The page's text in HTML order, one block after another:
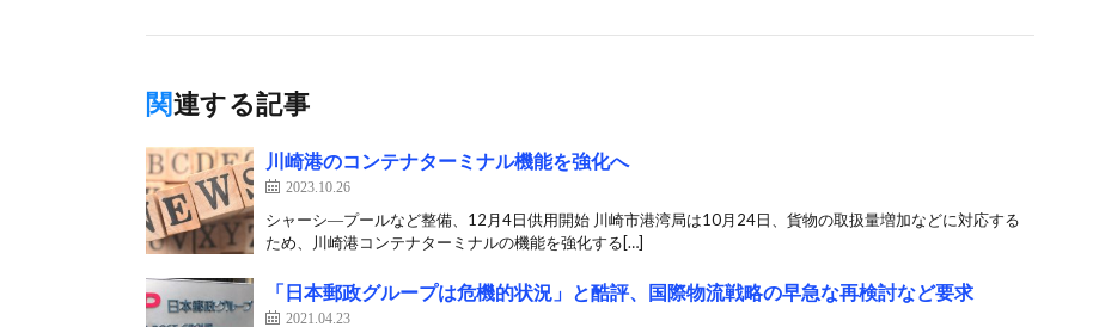
関連する記事
川崎港のコンテナターミナル機能を強化へ
2023.10.26
シャーシ―プールなど整備、12月4日供用開始 川崎市港湾局は10月24日、貨物の取扱量増加などに対応する
ため、川崎港コンテナターミナルの機能を強化する[…]
「日本郵政グループは危機的状況」と酷評、国際物流戦略の早急な再検討など要求
2021.04.23